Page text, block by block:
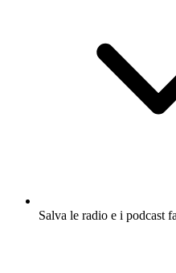
Salva le radio e i podcast